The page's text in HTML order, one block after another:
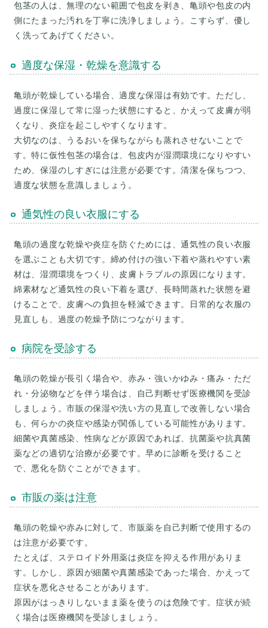
包茎の人は、無理のない範囲で包皮を剥き、亀頭や包皮の内
側にたまった汚れを丁寧に洗浄しましょう。こすらず、優し
適度な保湿・乾燥を意識する
亀頭が乾燥している場合、適度な保湿は有効です。ただし、
過度に保湿して常に湿った状態にすると、かえって皮膚が弱
くなり、炎症を起こしやすくなります。
大切なのは、うるおいを保ちながらも蒸れさせないことで
す。特に仮性包茎の場合は、包皮内が湿潤環境になりやすい
ため、保湿のしすぎには注意が必要です。清潔を保ちつつ、
通気性の良い衣服にする
亀頭の過度な乾燥や炎症を防ぐためには、通気性の良い衣服
を選ぶことも大切です。締め付けの強い下着や蒸れやすい素
材は、湿潤環境をつくり、皮膚トラブルの原因になります。
綿素材など通気性の良い下着を選び、長時間蒸れた状態を避
けることで、皮膚への負担を軽減できます。日常的な衣服の
病院を受診する
亀頭の乾燥が長引く場合や、赤み・強いかゆみ・痛み・ただ
れ・分泌物などを伴う場合は、自己判断せず医療機関を受診
しましょう。市販の保湿や洗い方の見直しで改善しない場合
も、何らかの炎症や感染が関係している可能性があります。
細菌や真菌感染、性病などが原因であれば、抗菌薬や抗真菌
薬などの適切な治療が必要です。早めに診断を受けること
市販の薬は注意
亀頭の乾燥や赤みに対して、市販薬を自己判断で使用するの
は注意が必要です。
たとえば、ステロイド外用薬は炎症を抑える作用がありま
す。しかし、原因が細菌や真菌感染であった場合、かえって
症状を悪化させることがあります。
原因がはっきりしないまま薬を使うのは危険です。症状が続